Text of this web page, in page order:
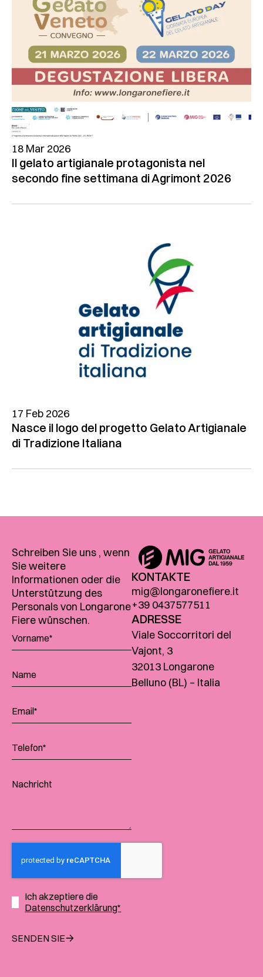
18 Mar 2026
Il gelato artigianale protagonista nel
secondo fine settimana di Agrimont 2026
17 Feb 2026
Nasce il logo del progetto Gelato Artigianale
di Tradizione Italiana
Schreiben Sie uns , wenn
Sie weitere
Informationen oder die
Unterstützung des
Personals von Longarone
Fiere wünschen.
Ich akzeptiere die
Datenschutzerklärung*
SENDEN SIE
KONTAKTE
mig@longaronefiere.it
+39 0437577511
ADRESSE
Viale Soccorritori del
Vajont, 3
32013 Longarone
Belluno (BL) – Italia